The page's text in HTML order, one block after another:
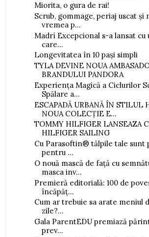
Miorita, o gura de rai!
Scrub, gommage, periaj uscat și
vremea p...
Madrí Excepcional s-a lansat
care...
Longevitatea în 10 pași simpli
TYLA DEVINE NOUA
BRANDULUI PANDORA
Experiența Magică a Ciclurilor
Spălare a...
ESCAPADĂ URBANĂ ÎN STILUL
NOUA COLECȚIE E...
TOMMY HILFIGER LANSEAZA
HILFIGER SAILING
Cu Parasoftin® tălpile tale sunt
pentru ...
O nouă mască de față cu
masca inv...
Premieră editorială: 100 de
încăpăț...
Cum ar trebuie sa arate meniul
zile?...
Gala ParentEDU premiază
prev...